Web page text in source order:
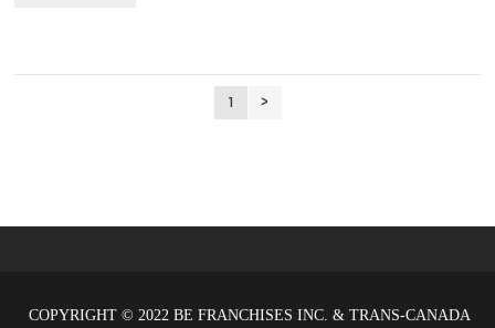
1 >
COPYRIGHT © 2022 BE FRANCHISES INC. & TRANS-CANADA